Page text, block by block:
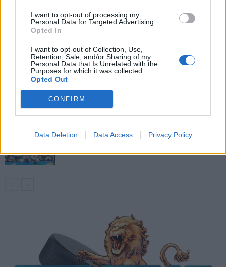
I want to opt-out of processing my
Personal Data for Targeted Advertising.
Opted In
I want to opt-out of Collection, Use,
Retention, Sale, and/or Sharing of my
Personal Data that Is Unrelated with the
Purposes for which it was collected.
Opted Out
CONFIRM
Data Deletion Data Access Privacy Policy
LIITTYVÄT ARTIKKELIT LISÄÄ TEKIJÄLTÄ
ottelun ilmaiseksi TV:stä
ja Kanada hyppäävät kaukaloon
Suomi – Kanada klo 17:40 – näin katsot